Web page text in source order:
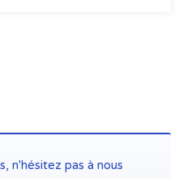
n'hésitez pas à nous